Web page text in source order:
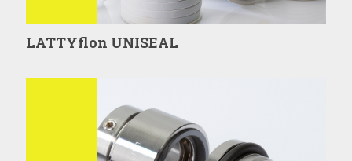
LATTYflon UNISEAL